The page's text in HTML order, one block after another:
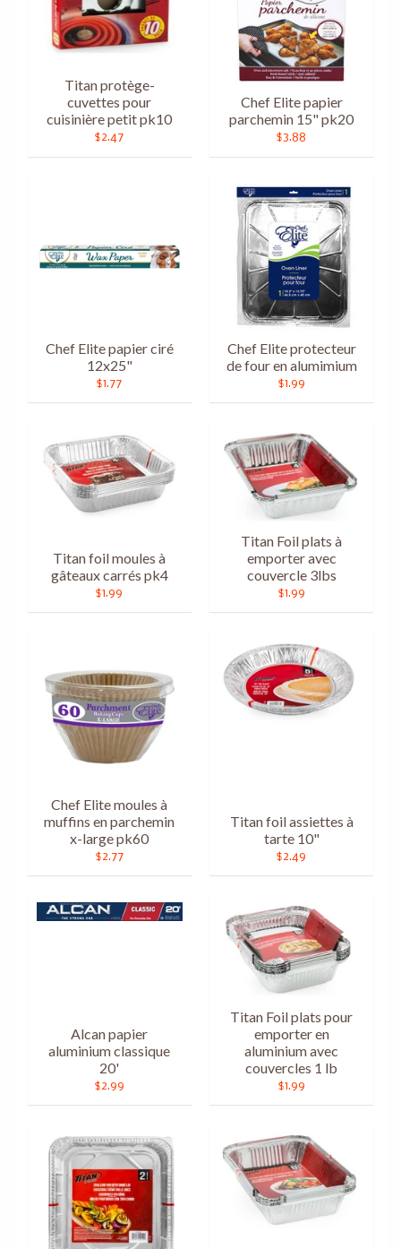
Titan protège-
cuvettes pour
cuisinière petit pk10
$2.47
Chef Elite papier
parchemin 15" pk20
$3.88
Chef Elite papier ciré
12x25"
$1.77
Chef Elite protecteur
de four en alumimium
$1.99
Titan foil moules à
gâteaux carrés pk4
$1.99
Titan Foil plats à
emporter avec
couvercle 3lbs
$1.99
Chef Elite moules à
muffins en parchemin
x-large pk60
$2.77
Titan foil assiettes à
tarte 10"
$2.49
Alcan papier
aluminium classique
20'
$2.99
Titan Foil plats pour
emporter en
aluminium avec
couvercles 1 lb
$1.99